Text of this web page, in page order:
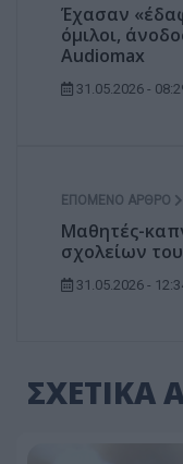
Έχασαν
όμιλοι,
Audiomax
31.05.2026 -
ΕΠΌΜΕΝΟ ΆΡΘΡΟ
Μαθητές-
σχολείων
31.05.2026 -
ΣΧΕΤΙΚΑ